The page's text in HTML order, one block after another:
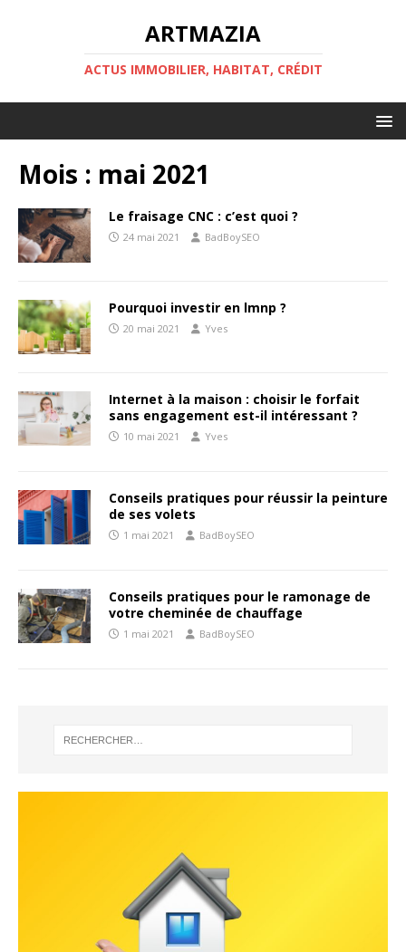
ARTMAZIA
ACTUS IMMOBILIER, HABITAT, CRÉDIT
Mois : mai 2021
Le fraisage CNC : c’est quoi ?
24 mai 2021 BadBoySEO
Pourquoi investir en lmnp ?
20 mai 2021 Yves
Internet à la maison : choisir le forfait
sans engagement est-il intéressant ?
10 mai 2021 Yves
Conseils pratiques pour réussir la peinture
de ses volets
1 mai 2021 BadBoySEO
Conseils pratiques pour le ramonage de
votre cheminée de chauffage
1 mai 2021 BadBoySEO